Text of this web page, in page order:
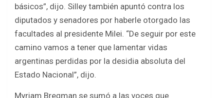
básicos”, dijo. Silley también apuntó contra los
diputados y senadores por haberle otorgado las
facultades al presidente Milei. “De seguir por este
camino vamos a tener que lamentar vidas
argentinas perdidas por la desidia absoluta del
Estado Nacional”, dijo.
Myriam Bregman se sumó a las voces que